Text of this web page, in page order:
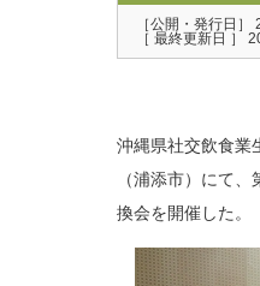
［公開・発行日］
［ 最終更新日 ］
沖縄県社交飲食業
（浦添市）にて
換会を開催した。